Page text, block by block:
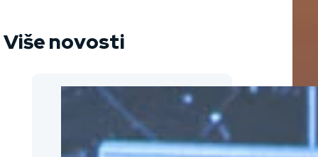
Više novosti